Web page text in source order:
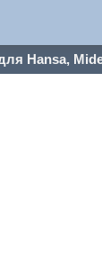
Hansa,